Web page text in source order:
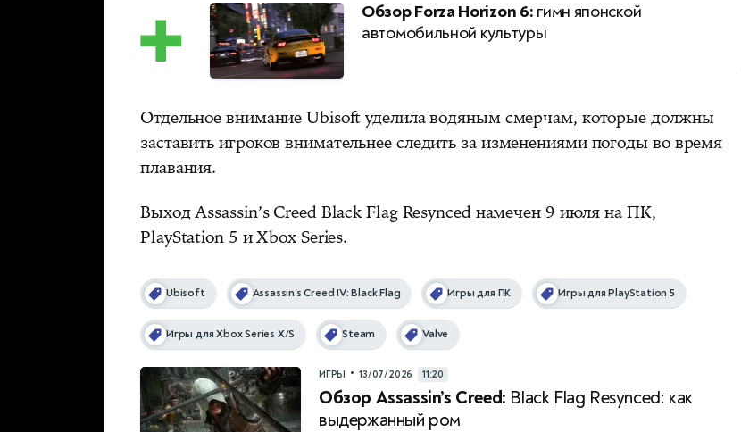
Обзор Forza Horizon 6: гимн японской
автомобильной культуры
Отдельное внимание Ubisoft уделила водяным смерчам, которые должны
заставить игроков внимательнее следить за изменениями погоды во время
плавания.
Выход Assassin’s Creed Black Flag Resynced намечен 9 июля на ПК,
PlayStation 5 и Xbox Series.
Ubisoft Assassin's Creed IV: Black Flag Игры для ПК Игры для PlayStation 5
Игры для Xbox Series X/S Steam Valve
ИГРЫ • 13/07/2026 11:20
Обзор Assassin’s Creed: Black Flag Resynced: как
выдержанный ром